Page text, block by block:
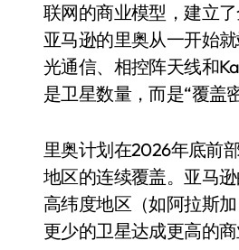
花钱买宝
Windows
你的U盘
轻到忽略
从“卖电视
对不起胖
联网的商业模型，建立
亚马逊的里奥从一开始
光通信、相控阵天线和
是卫星数量，而是“覆盖
里奥计划在2026年底前
地区的连续覆盖。亚马
高纬度地区（如阿拉斯
更少的卫星达成更高的商